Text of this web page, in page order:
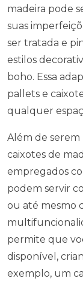
madeira pode
suas
ser tratada e
estilos
boho. Essa
pallets e
qualquer
Além de serem
caixotes de
empregados
podem servir
ou até mesmo
permite que
disponível,
exemplo, um